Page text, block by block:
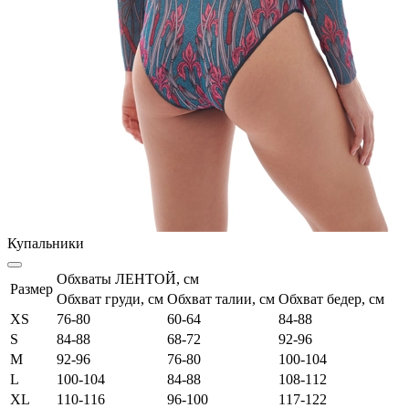
Купальники
Размер
Обхваты ЛЕНТОЙ, см
Обхват груди, см Обхват талии, см Обхват бедер, см
XS
76-80 60-64
84-88
S
84-88 68-72
92-96
M
92-96 76-80
100-104
L
100-104 84-88
108-112
XL
110-116 96-100 117-122